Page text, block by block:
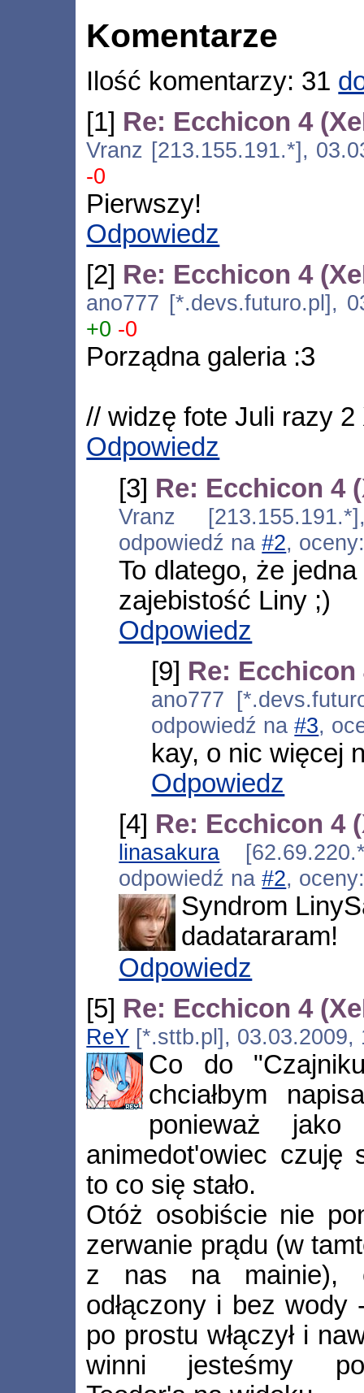
Komentarze
Ilość komentarzy: 31
[1] Re: Ecchicon 4
Vranz [213.155.191.*],
-0
Pierwszy!
Odpowiedz
[2] Re: Ecchicon 4
ano777 [*.devs.futuro.pl],
+0 -0
Porządna galeria :3
// widzę fote Juli razy 2
Odpowiedz
[3] Re: Ecchicon 4
Vranz
odpowiedź na#2,
To dlatego, że
zajebistość Liny ;)
Odpowiedz
[9] Re: Ecchicon
ano777
odpowiedź na#3,
kay, o nic więcej
Odpowiedz
[4] Re: Ecchicon 4
linasakura
odpowiedź na#2,
Syndrom
dadatararam!
Odpowiedz
[5] Re: Ecchicon 4
ReY [*.sttb.pl],
Co do
chciałbym
ponieważ jako
animedot'owiec czuję
to co się stało.
Otóż osobiście nie
zerwanie prądu (w
z nas na mainie),
odłączony i bez wody
po prostu włączył i
winni jesteśmy